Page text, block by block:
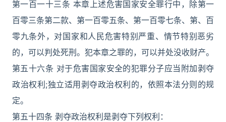
第一百一十三条 本章上述危害国家安全罪行中，除第一
百零三条第二款、第一百零五条、第一百零七条、第、百
零九条外，对国家和人民危害特别严重、情节特别恶劣
的，可以判处死刑。犯本章之罪的，可以并处没收财产。
第五十六条 对于危害国家安全的犯罪分子应当附加剥夺
政治权利;独立适用剥夺政治权利的，依照本法分则的规
定。
第五十四条 剥夺政治权利是剥夺下列权利：